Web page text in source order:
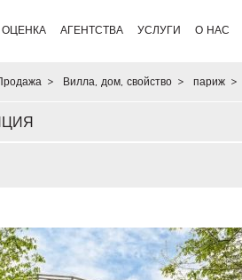
ОЦЕНКА АГЕНТСТВА УСЛУГИ О НАС
> Вилла, дом, свойство > париж >